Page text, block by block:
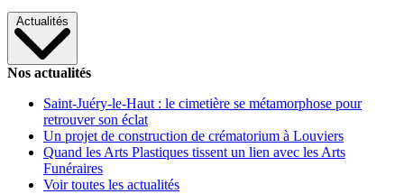
Actualités
Nos actualités
Saint-Juéry-le-Haut : le cimetière se métamorphose pour
retrouver son éclat
Un projet de construction de crématorium à Louviers
Quand les Arts Plastiques tissent un lien avec les Arts
Funéraires
Voir toutes les actualités